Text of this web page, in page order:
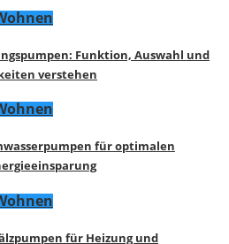
Funktion, Auswahl und
verstehen
für optimalen
für Heizung und